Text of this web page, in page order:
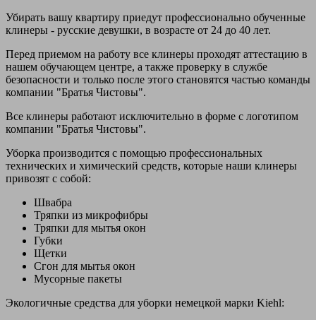
Убирать вашу квартиру приедут профессионально обученные
клинеры - русские девушки, в возрасте от 24 до 40 лет.
Перед приемом на работу все клинеры проходят аттестацию в
нашем обучающем центре, а также проверку в службе
безопасности и только после этого становятся частью команды
компании "Братья Чистовы".
Все клинеры работают исключительно в форме с логотипом
компании "Братья Чистовы".
Уборка производится с помощью профессиональных
технических и химический средств, которые наши клинеры
привозят с собой:
Швабра
Тряпки из микрофибры
Тряпки для мытья окон
Губки
Щетки
Сгон для мытья окон
Мусорные пакеты
Экологичные средства для уборки немецкой марки Kiehl: